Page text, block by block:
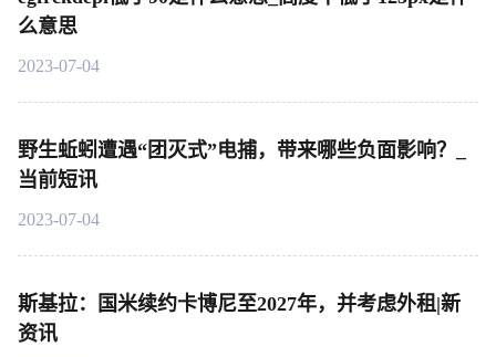
么意思
2023-07-04
野生蚯蚓遭遇“团灭式”电捕，带来哪些负面影响？_
当前短讯
2023-07-04
斯基拉：国米续约卡博尼至2027年，并考虑外租|新
资讯